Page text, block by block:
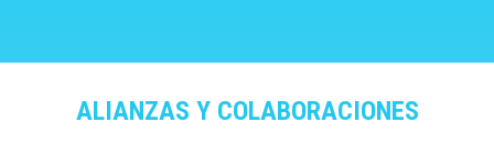
ALIANZAS Y COLABORACIONES